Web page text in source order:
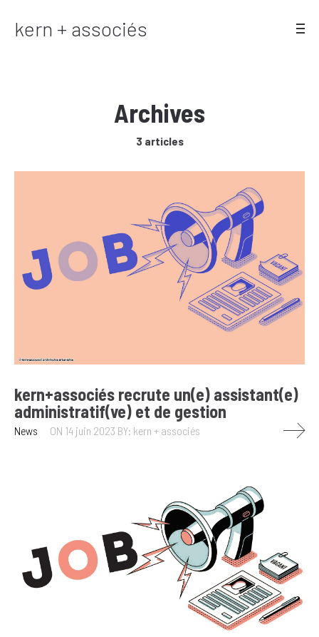
kern + associés
Archives
3 articles
kern+associés recrute un(e) assistant(e)
administratif(ve) et de gestion
News ON 14 juin 2023 BY: kern + associés